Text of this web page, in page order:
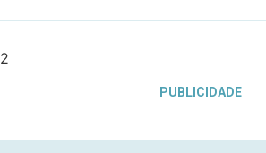
PUBLICIDADE